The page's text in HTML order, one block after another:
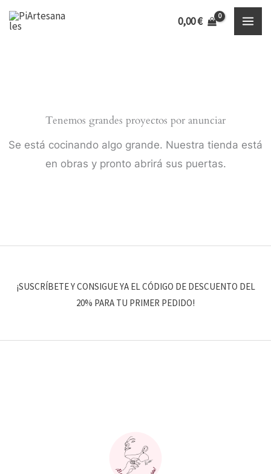
0,00€
Inicio Productos pendientes circulo de resina
Tenemos grandes proyectos por anunciar
Se está cocinando algo grande. Nuestra tienda está
en obras y pronto abrirá sus puertas.
¡SUSCRÍBETE Y CONSIGUE YA EL CÓDIGO DE DESCUENTO DEL
20% PARA TU PRIMER PEDIDO!